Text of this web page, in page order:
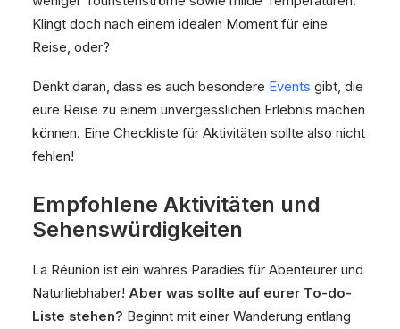
Klingt doch nach einem idealen Moment für eine
Reise, oder?
Denkt daran, dass es auch besondere Events gibt, die
eure Reise zu einem unvergesslichen Erlebnis machen
können. Eine Checkliste für Aktivitäten sollte also nicht
fehlen!
Empfohlene Aktivitäten und
Sehenswürdigkeiten
La Réunion ist ein wahres Paradies für Abenteurer und
Naturliebhaber! Aber was sollte auf eurer To-do-
Liste stehen? Beginnt mit einer Wanderung entlang